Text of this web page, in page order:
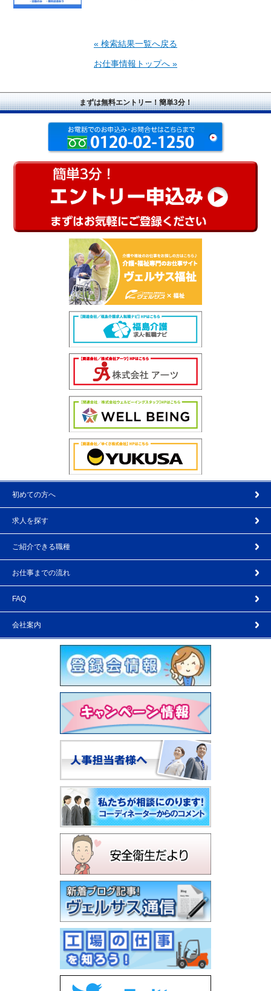
« 検索結果一覧へ戻る
お仕事情報トップへ »
まずは無料エントリー！簡単3分！
初めての方へ
求人を探す
ご紹介できる職種
お仕事までの流れ
FAQ
会社案内